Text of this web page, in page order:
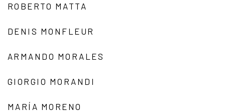
ROBERTO MATTA
DENIS MONFLEUR
ARMANDO MORALES
GIORGIO MORANDI
MARÍA MORENO